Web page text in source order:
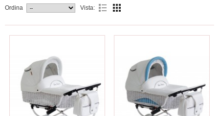
Ordina Vista: